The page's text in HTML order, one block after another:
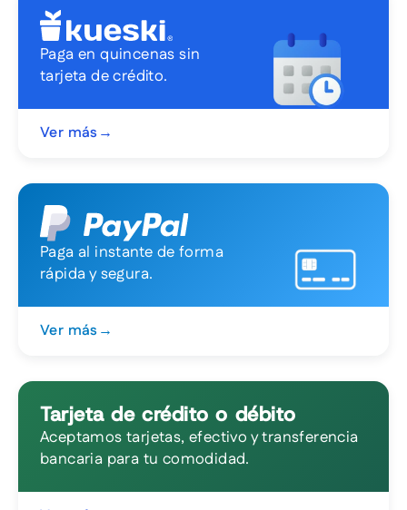
Paga en quincenas sin
tarjeta de crédito.
Ver más →
Paga al instante de forma
rápida y segura.
Ver más →
Tarjeta de crédito o débito
Aceptamos tarjetas, efectivo y transferencia
bancaria para tu comodidad.